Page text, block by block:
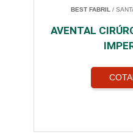
BEST FABRIL /
AVENTAL